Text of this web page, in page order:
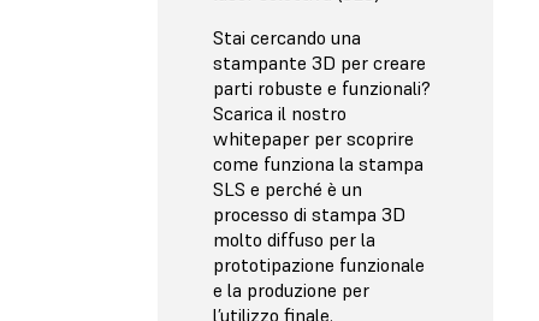
Stai cercando una
stampante 3D per creare
parti robuste e funzionali?
Scarica il nostro
whitepaper per scoprire
come funziona la stampa
SLS e perché è un
processo di stampa 3D
molto diffuso per la
prototipazione funzionale
e la produzione per
l’utilizzo finale.